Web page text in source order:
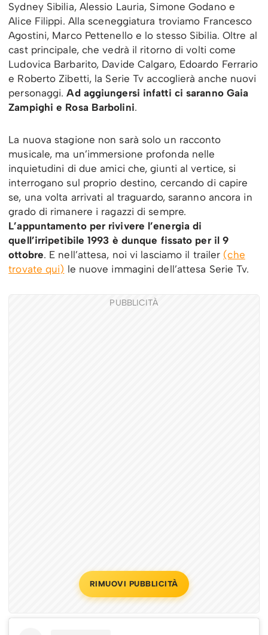
Sydney Sibilia, Alessio Lauria, Simone Godano e
Alice Filippi. Alla sceneggiatura troviamo Francesco
Agostini, Marco Pettenello e lo stesso Sibilia. Oltre al
cast principale, che vedrà il ritorno di volti come
Ludovica Barbarito, Davide Calgaro, Edoardo Ferrario
e Roberto Zibetti, la Serie Tv accoglierà anche nuovi
personaggi.Ad aggiungersi infatti ci saranno Gaia
Zampighi e Rosa Barbolini.
La nuova stagione non sarà solo un racconto
musicale, ma un’immersione profonda nelle
inquietudini di due amici che, giunti al vertice, si
interrogano sul proprio destino, cercando di capire
se, una volta arrivati al traguardo, saranno ancora in
grado di rimanere i ragazzi di sempre.
L’appuntamento per rivivere l’energia di
quell’irripetibile 1993 è dunque fissato per il 9
ottobre. E nell’attesa, noi vi lasciamo il trailer (che
trovate qui) le nuove immagini dell’attesa Serie Tv.
PUBBLICITÀ
RIMUOVI PUBBLICITÀ